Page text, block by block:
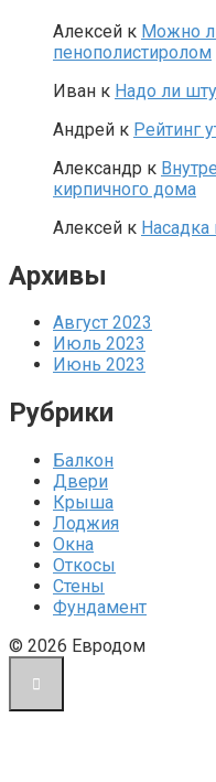
Алексей к Можно
пенополистиролом
Иван к Надо ли
Андрей к Рейтинг
Александр к
кирпичного дома
Алексей к
Архивы
Август 2023
Июль 2023
Июнь 2023
Рубрики
Балкон
Двери
Крыша
Лоджия
Окна
Откосы
Стены
Фундамент
© 2026 Евродом